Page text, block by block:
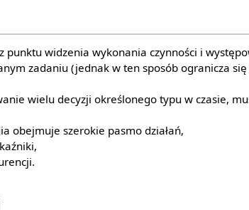
punktu widzenia wykonania czynności i
zadaniu (jednak w ten sposób ogranicza
wielu decyzji określonego typu w czasie,
obejmuje szerokie pasmo działań,